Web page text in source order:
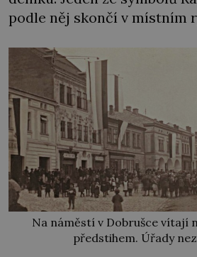
podle něj skončí v místním
Na náměstí v Dobrušce vítají
předstihem. Úřady